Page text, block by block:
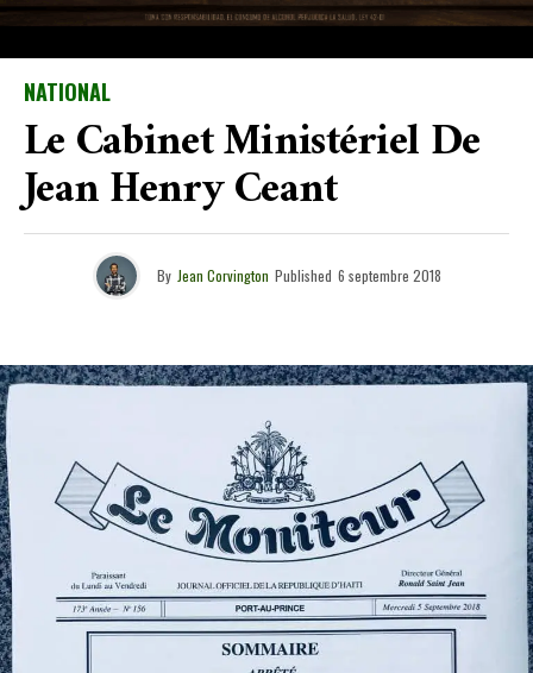
NATIONAL
Le Cabinet Ministériel De
Jean Henry Ceant
By Jean Corvington Published 6 septembre 2018